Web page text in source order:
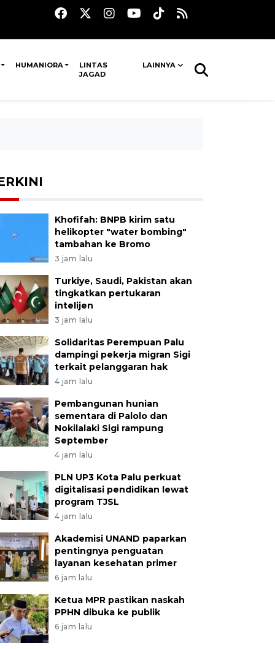
HUMANIORA
LINTAS
JAGAD
LAINNYA
Khofifah: BNPB kirim satu
helikopter "water bombing"
tambahan ke Bromo
3 jam lalu
Turkiye, Saudi, Pakistan akan
tingkatkan pertukaran
intelijen
3 jam lalu
Solidaritas Perempuan Palu
dampingi pekerja migran Sigi
terkait pelanggaran hak
4 jam lalu
Pembangunan hunian
sementara di Palolo dan
Nokilalaki Sigi rampung
September
4 jam lalu
PLN UP3 Kota Palu perkuat
digitalisasi pendidikan lewat
program TJSL
4 jam lalu
Akademisi UNAND paparkan
pentingnya penguatan
layanan kesehatan primer
6 jam lalu
Ketua MPR pastikan naskah
PPHN dibuka ke publik
6 jam lalu